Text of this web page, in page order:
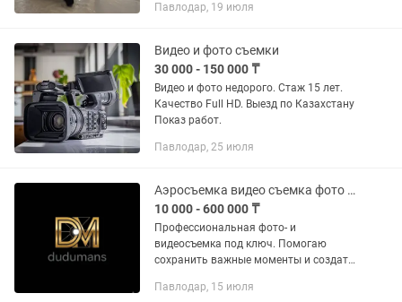
Павлодар, 19 июля
Видео и фото съемки
30 000 - 150 000 ₸
Видео и фото недорого. Стаж 15 лет.
Качество Full HD. Выезд по Казахстану
Показ работ.
Павлодар, 25 июля
Аэросъемка видео съемка фото услуга
10 000 - 600 000 ₸
Профессиональная фото- и
видеосъемка под ключ. Помогаю
сохранить важные моменты и создать
впечатляет. 🔹 Услуги: • Фотосъемка
Павлодар, 15 июля